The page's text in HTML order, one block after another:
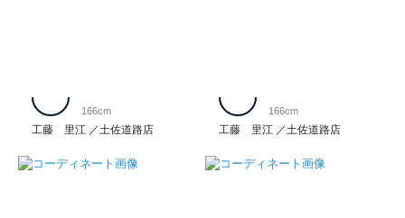
工藤 里江 土佐道路店
166cm
工藤 里江 土佐道路店
166cm